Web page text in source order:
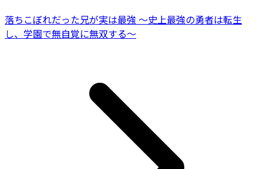
落ちこぼれだった兄が実は最強 ～史上最強の勇者は転生
し、学園で無自覚に無双する～